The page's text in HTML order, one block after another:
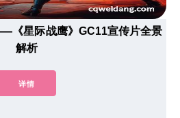
《星际战鹰》GC11宣传片全景
解析
详情